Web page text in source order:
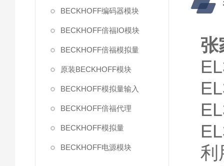
BECKHOFF编码器模块
BECKHOFF倍福IO模块
BECKHOFF倍福模拟量
原装BECKHOFF模块
BECKHOFF模拟量输入
BECKHOFF倍福代理
BECKHOFF模拟量
BECKHOFF电源模块
张
利